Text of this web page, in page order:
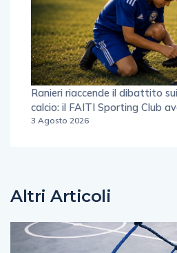
Ranieri riaccende il dibattito
calcio: il FAITI Sporting Club
3 Agosto 2026
Altri Articoli